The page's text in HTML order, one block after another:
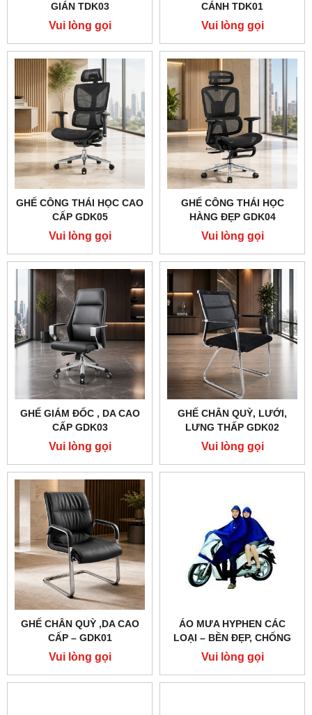
GIÁN TDK03
Vui lòng gọi
CÁNH TDK01
Vui lòng gọi
GHẾ CÔNG THÁI HỌC CAO
CẤP GDK05
Vui lòng gọi
GHẾ CÔNG THÁI HỌC
HÀNG ĐẸP GDK04
Vui lòng gọi
GHẾ GIÁM ĐỐC , DA CAO
CẤP GDK03
Vui lòng gọi
GHẾ CHÂN QUỲ, LƯỚI,
LƯNG THẤP GDK02
Vui lòng gọi
GHẾ CHÂN QUỲ ,DA CAO
CẤP – GDK01
Vui lòng gọi
ÁO MƯA HYPHEN CÁC
LOẠI – BỀN ĐẸP, CHỐNG
THẤM TỐT, TIỆN DỤNG
Vui lòng gọi